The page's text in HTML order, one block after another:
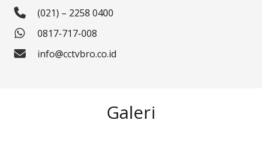
(021) – 2258 0400
0817-717-008
info@cctvbro.co.id
Galeri